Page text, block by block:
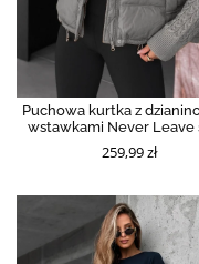
Puchowa kurtka z
wstawkami Never Leave
259,99 zł